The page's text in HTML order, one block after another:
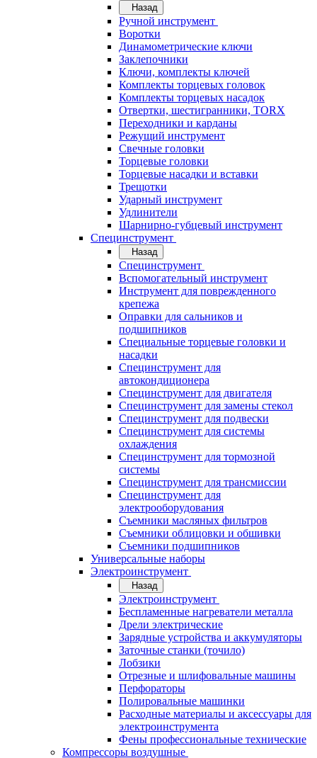
Назад
Ручной инструмент
Воротки
Динамометрические ключи
Заклепочники
Ключи, комплекты ключей
Комплекты торцевых головок
Комплекты торцевых насадок
Отвертки, шестигранники, TORX
Переходники и карданы
Режущий инструмент
Свечные головки
Торцевые головки
Торцевые насадки и вставки
Трещотки
Ударный инструмент
Удлинители
Шарнирно-губцевый инструмент
Специнструмент
Назад
Специнструмент
Вспомогательный инструмент
Инструмент для поврежденного
крепежа
Оправки для сальников и
подшипников
Специальные торцевые головки и
насадки
Специнструмент для
автокондиционера
Специнструмент для двигателя
Специнструмент для замены стекол
Специнструмент для подвески
Специнструмент для системы
охлаждения
Специнструмент для тормозной
системы
Специнструмент для трансмиссии
Специнструмент для
электрооборудования
Съемники масляных фильтров
Съемники облицовки и обшивки
Съемники подшипников
Универсальные наборы
Электроинструмент
Назад
Электроинструмент
Беспламенные нагреватели металла
Дрели электрические
Зарядные устройства и аккумуляторы
Заточные станки (точило)
Лобзики
Отрезные и шлифовальные машины
Перфораторы
Полировальные машинки
Расходные материалы и аксессуары для
электроинструмента
Фены профессиональные технические
Компрессоры воздушные